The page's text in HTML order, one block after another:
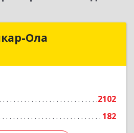
Ола
2102
182
Рарус Йошкар-Ола
Подробнее